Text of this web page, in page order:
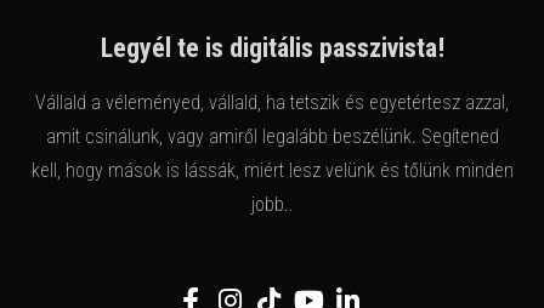
Legyél te is digitális passzivista!
Vállald a véleményed, vállald, ha tetszik és egyetértesz azzal,
amit csinálunk, vagy amiről legalább beszélünk. Segítened
kell, hogy mások is lássák, miért lesz velünk és tőlünk minden
jobb..